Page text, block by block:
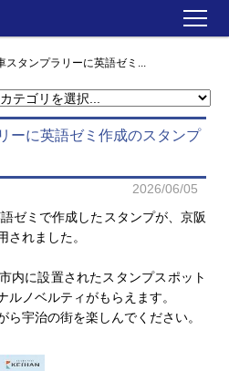
スタンプラリーに英語ゼミ...
ーに英語ゼミ作成のスタンプ
2026/06/05
ゼミで作成したスタンプが、京阪
されました。
内に設置されたスタンプスポット
ルノベルティがもらえます。
ら宇治の街を楽しんでください。
の方へ